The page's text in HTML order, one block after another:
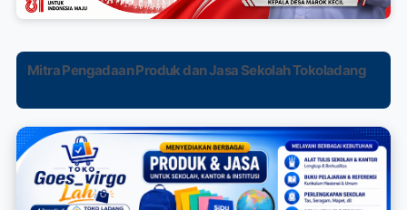
Mitra Pengadaan Produk dan Jasa Sekolah Tokoladang